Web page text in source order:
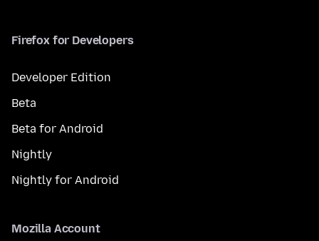
Firefox for Developers
Developer Edition
Beta
Beta for Android
Nightly
Nightly for Android
Mozilla Account